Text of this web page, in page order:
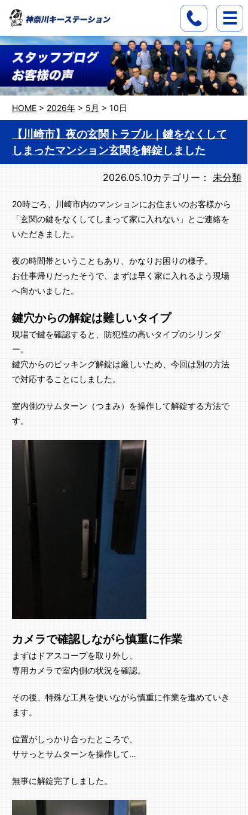
HOME > 2026年 > 5月 > 10日
【川崎市】夜の玄関トラブル｜鍵をなくして
しまったマンション玄関を解錠しました
2026.05.10カテゴリー： 未分類
20時ごろ、川崎市内のマンションにお住まいのお客様から
「玄関の鍵をなくしてしまって家に入れない」とご連絡を
いただきました。
夜の時間帯ということもあり、かなりお困りの様子。
お仕事帰りだったそうで、まずは早く家に入れるよう現場
へ向かいました。
鍵穴からの解錠は難しいタイプ
現場で鍵を確認すると、防犯性の高いタイプのシリンダ
ー。
鍵穴からのピッキング解錠は厳しいため、今回は別の方法
で対応することにしました。
室内側のサムターン（つまみ）を操作して解錠する方法で
す。
カメラで確認しながら慎重に作業
まずはドアスコープを取り外し、
専用カメラで室内側の状況を確認。
その後、特殊な工具を使いながら慎重に作業を進めていき
ます。
位置がしっかり合ったところで、
ササっとサムターンを操作して…
無事に解錠完了しました。